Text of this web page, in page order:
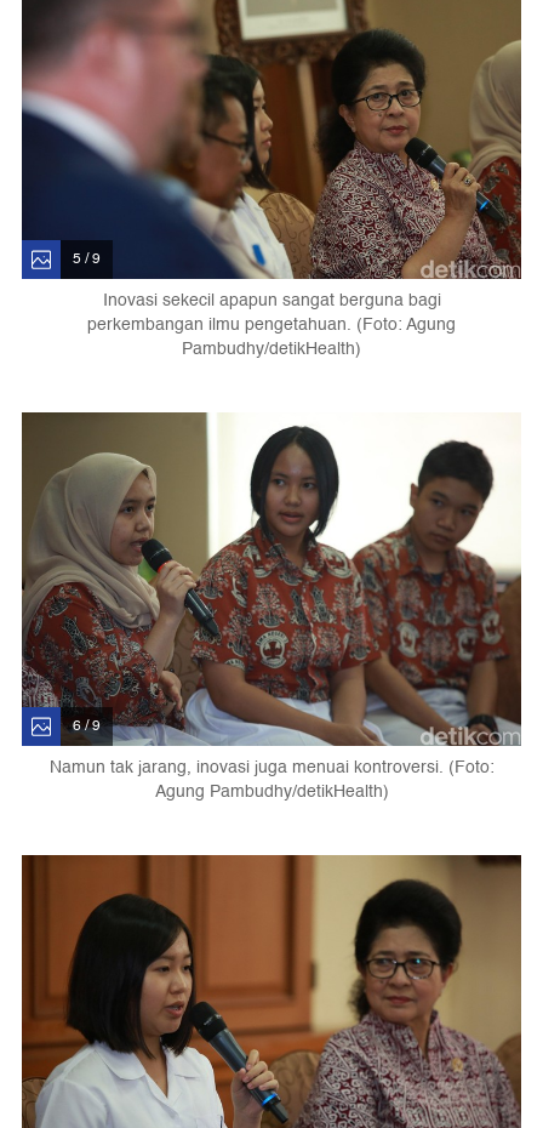
5 / 9
Inovasi sekecil apapun sangat berguna bagi
perkembangan ilmu pengetahuan. (Foto: Agung
Pambudhy/detikHealth)
6 / 9
Namun tak jarang, inovasi juga menuai kontroversi. (Foto:
Agung Pambudhy/detikHealth)